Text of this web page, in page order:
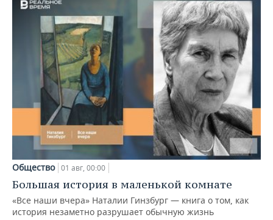
Общество 01 авг, 00:00
Большая история в маленькой комнате
«Все наши вчера» Наталии Гинзбург — книга о том, как
история незаметно разрушает обычную жизнь